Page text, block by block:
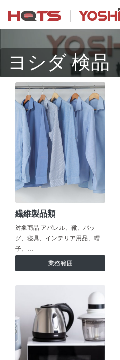
ヨシダ 検品
繊維製品類
対象商品 アパレル、靴、バッ
グ、寝具、インテリア用品、帽
子、…
業務範囲